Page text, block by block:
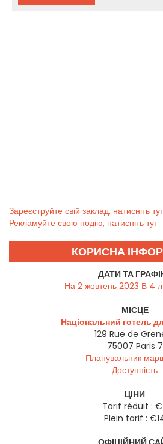
Зареєструйте свій заклад, натисніть тут
Рекламуйте свою подію, натисніть тут
КОРИСНА
ДАТИ ТА
На 2 жовтень 2023 В 4
МІСЦЕ
Національний готель
129 Rue de
75007 Paris 7
Планувальник
Доступність
ЦІНИ
Tarif réduit :
Plein tarif :